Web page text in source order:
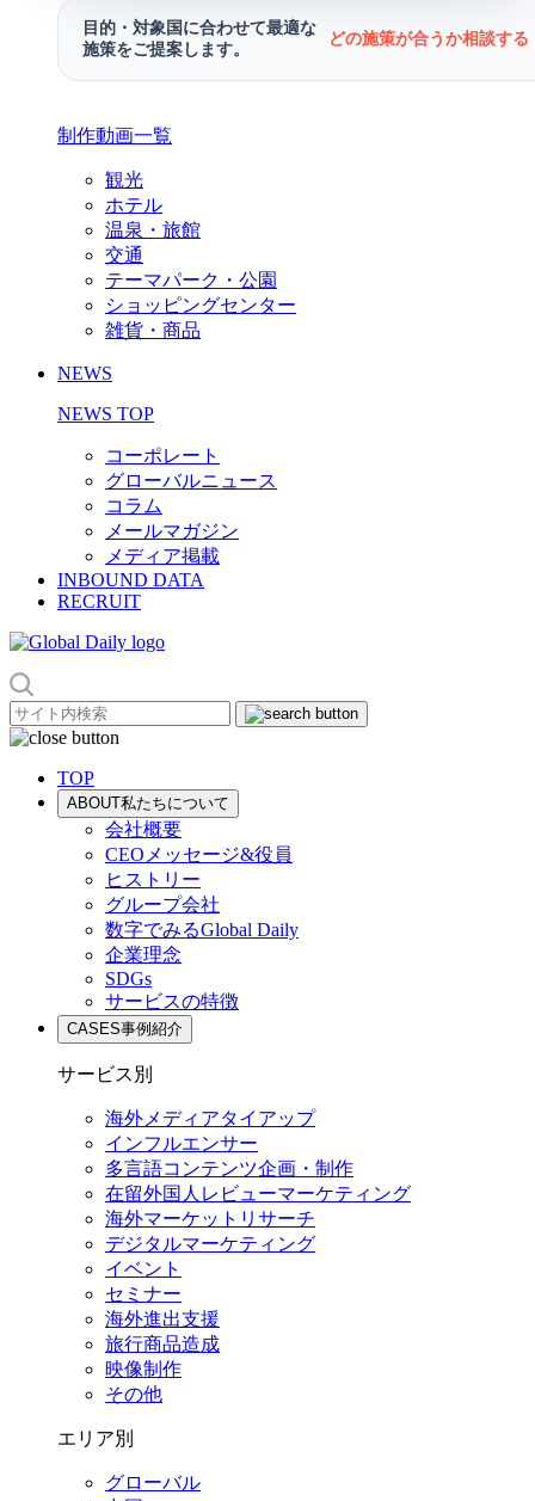
目的・対象国に合わせて最適な
施策をご提案します。
どの施策が合うか相談す
制作動画一覧
観光
ホテル
温泉・旅館
交通
テーマパーク・公園
ショッピングセンター
雑貨・商品
NEWS
NEWS TOP
コーポレート
グローバルニュース
コラム
メールマガジン
メディア掲載
INBOUND DATA
RECRUIT
TOP
ABOUT私たちについて
会社概要
CEOメッセージ&役員
ヒストリー
グループ会社
数字でみるGlobal Daily
企業理念
SDGs
サービスの特徴
CASES事例紹介
サービス別
海外メディアタイアップ
インフルエンサー
多言語コンテンツ企画・制作
在留外国⼈レビューマーケティング
海外マーケットリサーチ
デジタルマーケティング
イベント
セミナー
海外進出支援
旅行商品造成
映像制作
その他
エリア別
グローバル